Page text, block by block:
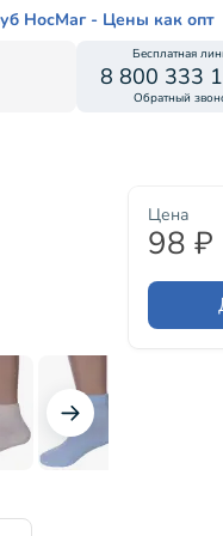
НосМаг - Цены как опт
Бесплатная
8 800 333
Обратный
Цена
98 ₽